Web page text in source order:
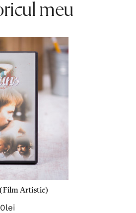
meu
Artistic)